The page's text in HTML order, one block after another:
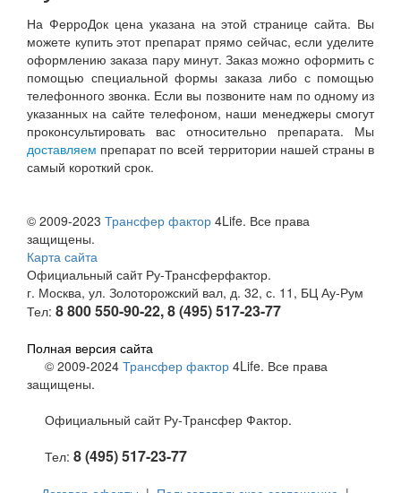
На ФерроДок цена указана на этой странице сайта. Вы
можете купить этот препарат прямо сейчас, если уделите
оформлению заказа пару минут. Заказ можно оформить с
помощью специальной формы заказа либо с помощью
телефонного звонка. Если вы позвоните нам по одному из
указанных на сайте телефоном, наши менеджеры смогут
проконсультировать вас относительно препарата. Мы
доставляем препарат по всей территории нашей страны в
самый короткий срок.
© 2009-2023 Трансфер фактор 4Life. Все права
защищены.
Карта сайта
Официальный сайт Ру-Трансферфактор.
г. Москва, ул. Золоторожский вал, д. 32, с. 11, БЦ Ау-Рум
Тел: 8 800 550-90-22, 8 (495) 517-23-77
Полная версия сайта
© 2009-2024 Трансфер фактор 4Life. Все права
защищены.
Официальный сайт Ру-Трансфер Фактор.
Тел: 8 (495) 517-23-77